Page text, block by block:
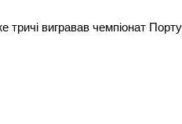
вигравав чемпіонат